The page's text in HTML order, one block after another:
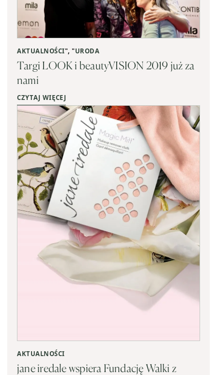
AKTUALNOŚCI", "URODA
Targi LOOK i beautyVISION 2019 już za
nami
CZYTAJ WIĘCEJ
AKTUALNOŚCI
jane iredale wspiera Fundację Walki z